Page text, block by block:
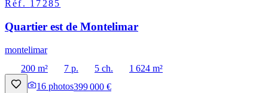
Réf. 17285
Quartier est de Montelimar
montelimar
200 m²
7 p. 5 ch.
1 624 m²
16 photos399 000 €